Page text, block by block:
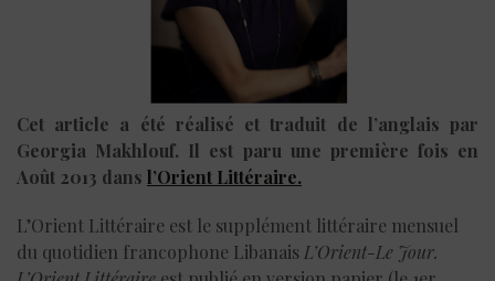
Cet article a été réalisé et traduit de l’anglais par
Georgia Makhlouf. Il est paru une première fois en
Août 2013 dans l’Orient Littéraire.
L’Orient Littéraire est le supplément littéraire mensuel
du quotidien francophone LibanaisL’Orient-Le Jour.